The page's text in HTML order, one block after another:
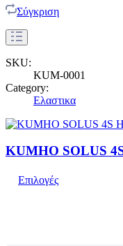
Σύγκριση
SKU:
KUM-0001
Category:
Ελαστικα
KUMHO SOLUS
Επιλογές